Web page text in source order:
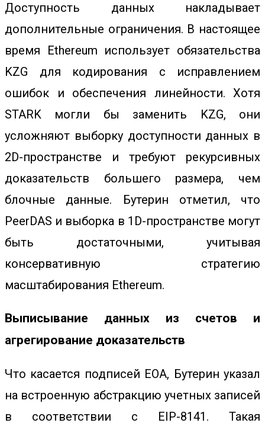
Доступность данных накладывает
дополнительные ограничения. В настоящее
время Ethereum использует обязательства
KZG для кодирования с исправлением
ошибок и обеспечения линейности. Хотя
STARK могли бы заменить KZG, они
усложняют выборку доступности данных в
2D-пространстве и требуют рекурсивных
доказательств большего размера, чем
блочные данные. Бутерин отметил, что
PeerDAS и выборка в 1D-пространстве могут
быть достаточными, учитывая
консервативную стратегию
масштабирования Ethereum.
Выписывание данных из счетов и
агрегирование доказательств
Что касается подписей EOA, Бутерин указал
на встроенную абстракцию учетных записей
в соответствии с EIP-8141. Такая